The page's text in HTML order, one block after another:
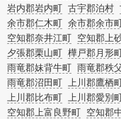
岩内郡岩内町 古宇郡泊村
余市郡仁木町 余市郡余市
空知郡奈井江町 空知郡上
夕張郡栗山町 樺戸郡月形
雨竜郡妹背牛町 雨竜郡秩
雨竜郡沼田町 上川郡鷹栖
上川郡比布町 上川郡愛別
空知郡上富良野町 空知郡